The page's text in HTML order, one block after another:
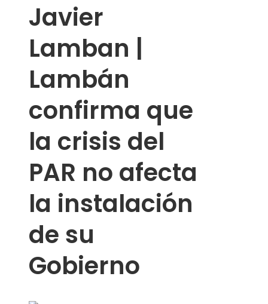
Javier
Lamban |
Lambán
confirma que
la crisis del
PAR no afecta
la instalación
de su
Gobierno